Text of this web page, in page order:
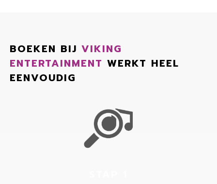
BOEKEN BIJ VIKING
ENTERTAINMENT WERKT HEEL
EENVOUDIG